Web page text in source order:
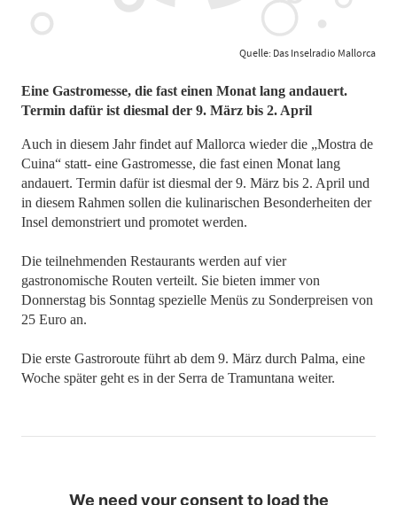
Quelle: Das Inselradio Mallorca
Eine Gastromesse, die fast einen Monat lang andauert.
Termin dafür ist diesmal der 9. März bis 2. April
Auch in diesem Jahr findet auf Mallorca wieder die „Mostra de
Cuina“ statt- eine Gastromesse, die fast einen Monat lang
andauert. Termin dafür ist diesmal der 9. März bis 2. April und
in diesem Rahmen sollen die kulinarischen Besonderheiten der
Insel demonstriert und promotet werden.
Die teilnehmenden Restaurants werden auf vier
gastronomische Routen verteilt. Sie bieten immer von
Donnerstag bis Sonntag spezielle Menüs zu Sonderpreisen von
25 Euro an.
Die erste Gastroroute führt ab dem 9. März durch Palma, eine
Woche später geht es in der Serra de Tramuntana weiter.
We need your consent to load the